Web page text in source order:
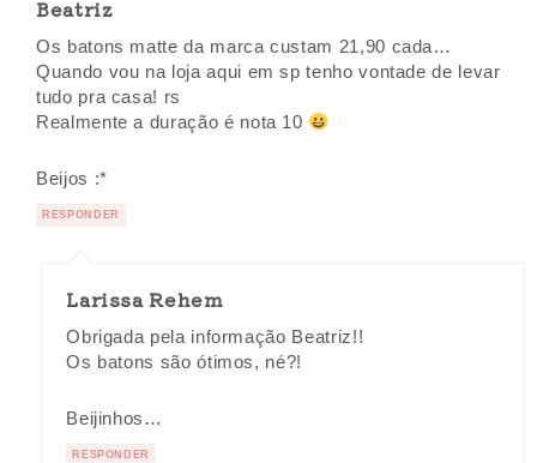
Beatriz
Os batons matte da marca custam 21,90 cada…
Quando vou na loja aqui em sp tenho vontade de levar
tudo pra casa! rs
Realmente a duração é nota 10
Beijos :*
RESPONDER
Larissa Rehem
Obrigada pela informação Beatriz!!
Os batons são ótimos, né?!
Beijinhos…
RESPONDER